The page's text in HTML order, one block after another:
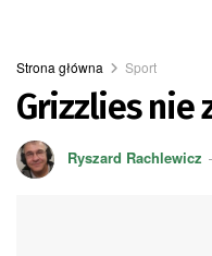
Strona główna Sport
Grizzlies nie
Ryszard Rachlewicz